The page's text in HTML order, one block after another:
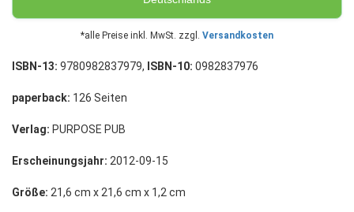
*alle Preise inkl. MwSt. zzgl. Versandkosten
ISBN-13: 9780982837979, ISBN-10: 0982837976
paperback: 126 Seiten
Verlag: PURPOSE PUB
Erscheinungsjahr: 2012-09-15
Größe: 21,6 cm x 21,6 cm x 1,2 cm